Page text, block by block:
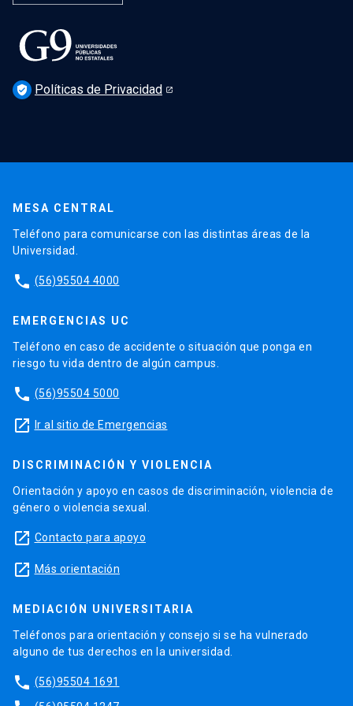
verified_user Políticas de Privacidad
MESA CENTRAL
Teléfono para comunicarse con las distintas áreas de la
Universidad.
phone (56)95504 4000
EMERGENCIAS UC
Teléfono en caso de accidente o situación que ponga en
riesgo tu vida dentro de algún campus.
phone (56)95504 5000
launch Ir al sitio de Emergencias
DISCRIMINACIÓN Y VIOLENCIA
Orientación y apoyo en casos de discriminación, violencia de
género o violencia sexual.
launch Contacto para apoyo
launch Más orientación
MEDIACIÓN UNIVERSITARIA
Teléfonos para orientación y consejo si se ha vulnerado
alguno de tus derechos en la universidad.
phone (56)95504 1691